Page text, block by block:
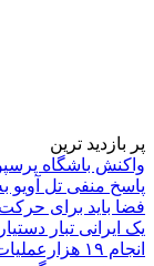
پر بازدید ترین
واکنش باشگاه
پاسخ منفی تل
فضا باید برای
یک ایرانی تبار
انجام ۱۹ هزارعملیات توسط اورژانس کرمانشاه/آمار بالای مزاحمت تلفنی